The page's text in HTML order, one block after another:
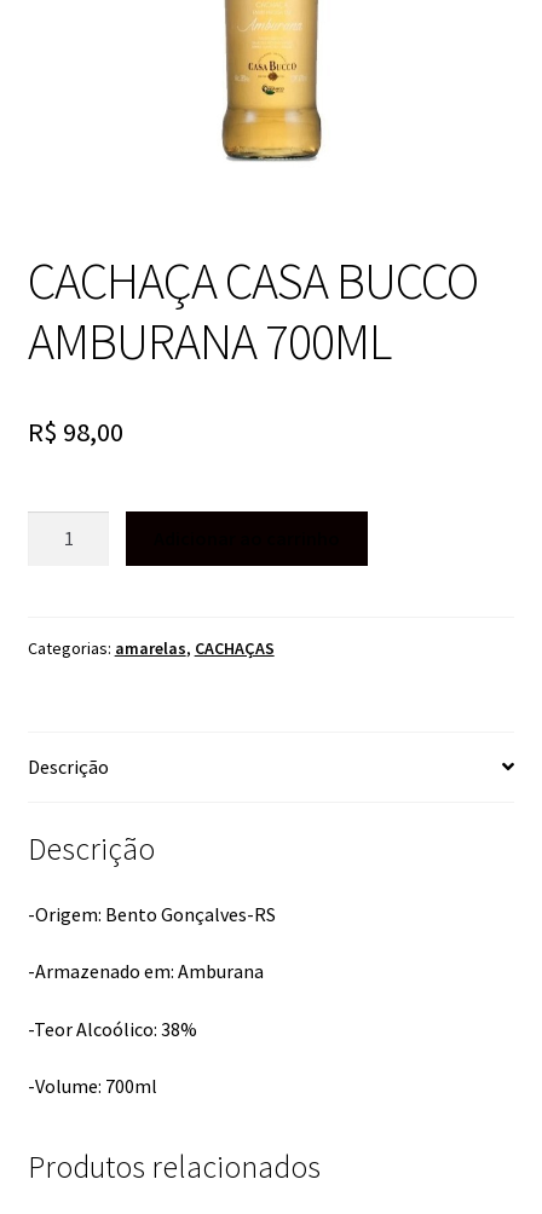
CACHAÇA CASA BUCCO
AMBURANA 700ML
R$ 98,00
700ML
Categorias: amarelas, CACHAÇAS
Descrição
Descrição
-Origem: Bento Gonçalves-RS
-Armazenado em: Amburana
-Teor Alcoólico: 38%
-Volume: 700ml
Produtos relacionados